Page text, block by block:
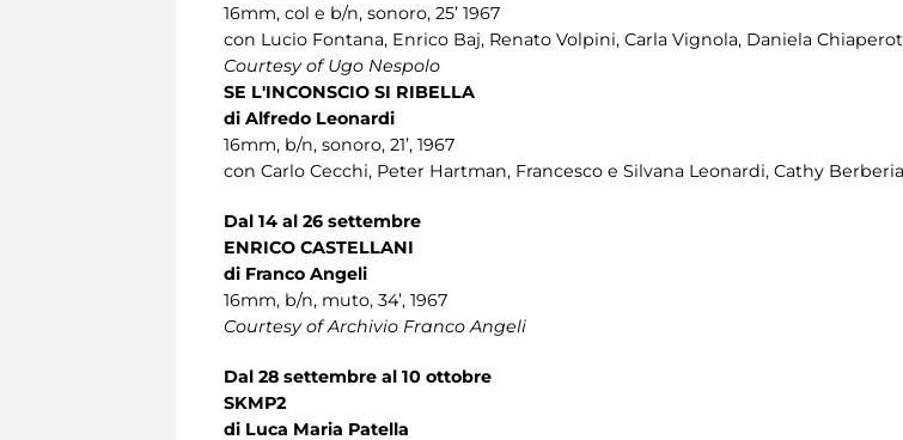
16mm, col e b/n, sonoro, 25’ 1967
con Lucio Fontana, Enrico Baj, Renato Volpini, Carla Vignola, Daniela
Courtesy of Ugo Nespolo
SE L'INCONSCIO SI RIBELLA
di Alfredo Leonardi
16mm, b/n, sonoro, 21’, 1967
con Carlo Cecchi, Peter Hartman, Francesco e Silvana Leonardi, Cathy
Dal 14 al 26 settembre
ENRICO CASTELLANI
di Franco Angeli
16mm, b/n, muto, 34’, 1967
Courtesy of Archivio Franco Angeli
Dal 28 settembre al 10 ottobre
SKMP2
di Luca Maria Patella